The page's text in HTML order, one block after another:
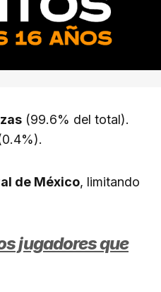
(99.6% del total).
de México, limitando
jugadores que